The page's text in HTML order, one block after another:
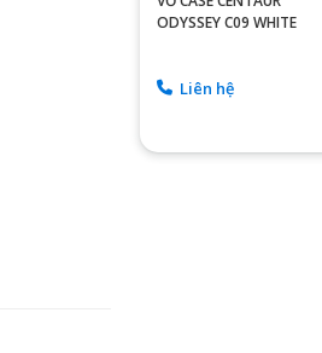
ODYSSEY C09 WHITE
Liên hệ